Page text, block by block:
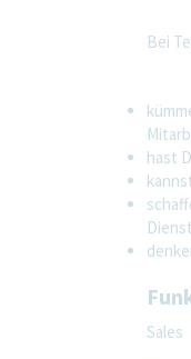
Bei
hast
Sales